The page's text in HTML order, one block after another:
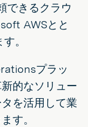
できるクラウ
AWSとと
。
プラッ
的なソリュー
を活用して業
す。